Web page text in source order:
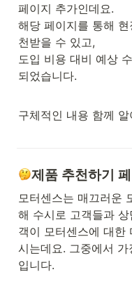
페이지 추가인데요.
해당 페이지를 통해
천받을 수 있고,
도입 비용 대비 예상
되었습니다.
구체적인 내용 함께
제품 추천하기
모터센스는 매끄러운
해 수시로 고객들과
객이 모터센스에 대한
시는데요. 그중에서
입니다.